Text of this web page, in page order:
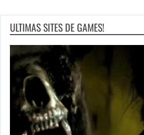
ULTIMAS SITES DE GAMES!